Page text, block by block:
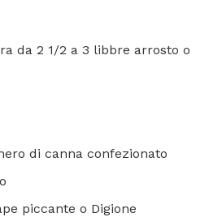
da 2 1/2 a 3 libbre arrosto o
di canna confezionato
piccante o Digione